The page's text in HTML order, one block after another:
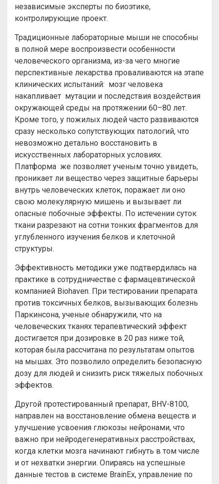
независимые эксперты по биоэтике,
контролирующие проект.
Традиционные лабораторные мыши не способны
в полной мере воспроизвести особенности
человеческого организма, из-за чего многие
перспективные лекарства проваливаются на этапе
клинических испытаний: мозг человека
накапливает мутации и последствия воздействия
окружающей среды на протяжении 60–80 лет.
Кроме того, у пожилых людей часто развиваются
сразу несколько сопутствующих патологий, что
невозможно детально восстановить в
искусственных лабораторных условиях.
Платформа же позволяет ученым точно увидеть,
проникает ли вещество через защитные барьеры
внутрь человеческих клеток, поражает ли оно
свою молекулярную мишень и вызывает ли
опасные побочные эффекты. По истечении суток
ткани разрезают на сотни тонких фрагментов для
углубленного изучения белков и клеточной
структуры.
Эффективность методики уже подтвердилась на
практике в сотрудничестве с фармацевтической
компанией Biohaven. При тестировании препарата
против токсичных белков, вызывающих болезнь
Паркинсона, ученые обнаружили, что на
человеческих тканях терапевтический эффект
достигается при дозировке в 20 раз ниже той,
которая была рассчитана по результатам опытов
на мышах. Это позволило определить безопасную
дозу для людей и снизить риск тяжелых побочных
эффектов.
Другой протестированный препарат, BHV-8100,
направлен на восстановление обмена веществ и
улучшение усвоения глюкозы нейронами, что
важно при нейродегенеративных расстройствах,
когда клетки мозга начинают гибнуть в том числе
и от нехватки энергии. Опираясь на успешные
данные тестов в системе BrainEx, управление по